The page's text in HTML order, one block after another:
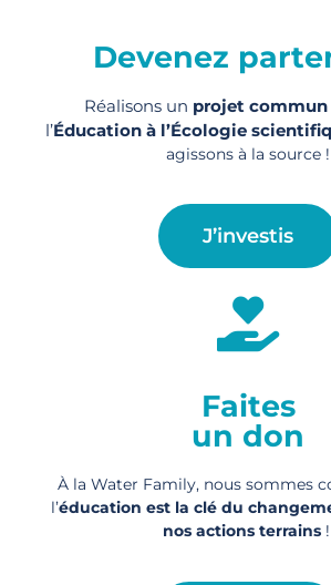
Devenez
Réalisons un projet commun
l’Éducation à l’Écologie
agissons à la source !
J’investis
Faites
un don
À la Water Family, nous sommes
l’éducation est la clé du
nos actions terrains!